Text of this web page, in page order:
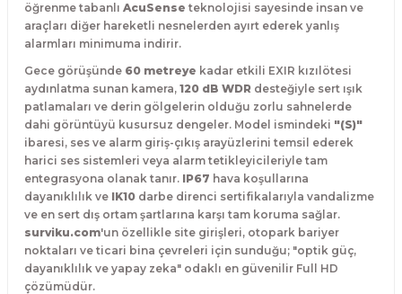
öğrenme tabanlı AcuSense teknolojisi sayesinde insan ve
araçları diğer hareketli nesnelerden ayırt ederek yanlış
alarmları minimuma indirir.
Gece görüşünde 60 metreye kadar etkili EXIR kızılötesi
aydınlatma sunan kamera, 120 dB WDR desteğiyle sert ışık
patlamaları ve derin gölgelerin olduğu zorlu sahnelerde
dahi görüntüyü kusursuz dengeler. Model ismindeki "(S)"
ibaresi, ses ve alarm giriş-çıkış arayüzlerini temsil ederek
harici ses sistemleri veya alarm tetikleyicileriyle tam
entegrasyona olanak tanır. IP67 hava koşullarına
dayanıklılık ve IK10 darbe direnci sertifikalarıyla vandalizme
ve en sert dış ortam şartlarına karşı tam koruma sağlar.
surviku.com'un özellikle site girişleri, otopark bariyer
noktaları ve ticari bina çevreleri için sunduğu; "optik güç,
dayanıklılık ve yapay zeka" odaklı en güvenilir Full HD
çözümüdür.